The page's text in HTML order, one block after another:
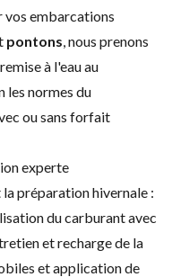
vos embarcations
pontons, nous prenons
à l'eau au
les normes du
ou sans forfait
experte
la préparation hivernale :
du carburant avec
et recharge de la
et application de